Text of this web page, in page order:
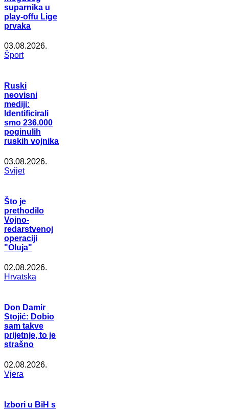
suparnika u
play-offu Lige
prvaka
03.08.2026.
Šport
Ruski
neovisni
mediji:
Identificirali
smo 236.000
poginulih
ruskih vojnika
03.08.2026.
Svijet
Što je
prethodilo
Vojno-
redarstvenoj
operaciji
"Oluja"
02.08.2026.
Hrvatska
Don Damir
Stojić: Dobio
sam takve
prijetnje, to je
strašno
02.08.2026.
Vjera
Izbori u BiH s